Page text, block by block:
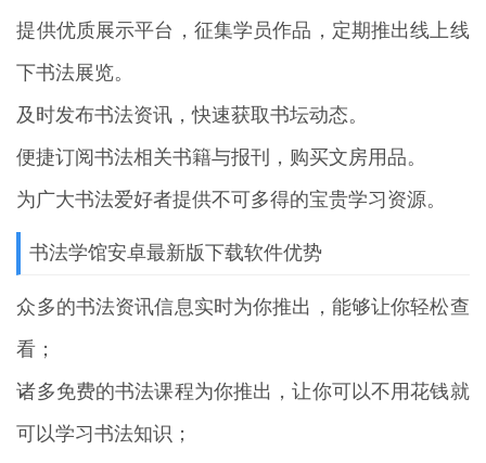
提供优质展示平台，征集学员作品，定期推出线上线
下书法展览。
及时发布书法资讯，快速获取书坛动态。
便捷订阅书法相关书籍与报刊，购买文房用品。
为广大书法爱好者提供不可多得的宝贵学习资源。
书法学馆安卓最新版下载软件优势
众多的书法资讯信息实时为你推出，能够让你轻松查
看；
诸多免费的书法课程为你推出，让你可以不用花钱就
可以学习书法知识；